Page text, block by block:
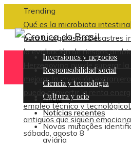
Trending
Qué es la microbiota
para tu organismoDesastres
la evaluación de riesgos
Herzegovina puede superar
mejorar la inversión extranjera
puede convertir la renta
empleo técnico y tecnológico
antiguos que siguen
sábado, agosto 8
Inversiones y negocios
Responsabilidad social
Ciencia y tecnología
Cultura y ocio
Inicio
Notícias recentes
Novas mutações
aviária